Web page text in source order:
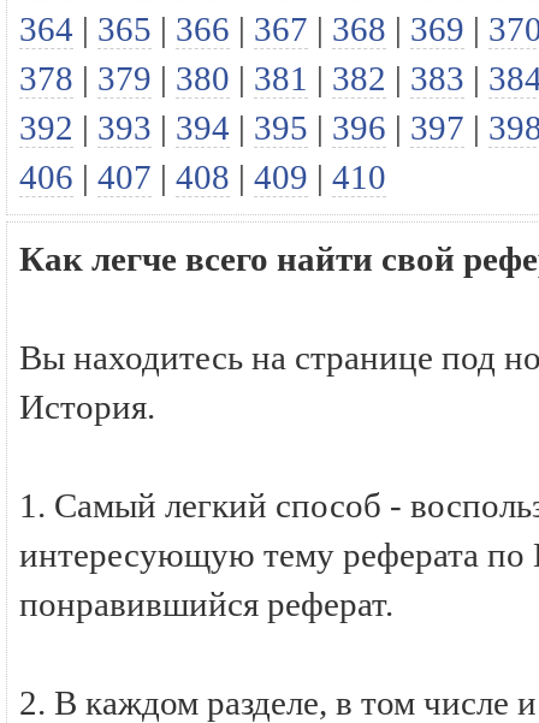
364 | 365 | 366 | 367 | 368 | 369 |
378 | 379 | 380 | 381 | 382 | 383 |
392 | 393 | 394 | 395 | 396 | 397 |
406 | 407 | 408 | 409 | 410
Как легче всего найти свой
Вы находитесь на странице под
История.
1. Самый легкий способ -
интересующую тему реферата по
понравившийся реферат.
2. В каждом разделе, в том числе